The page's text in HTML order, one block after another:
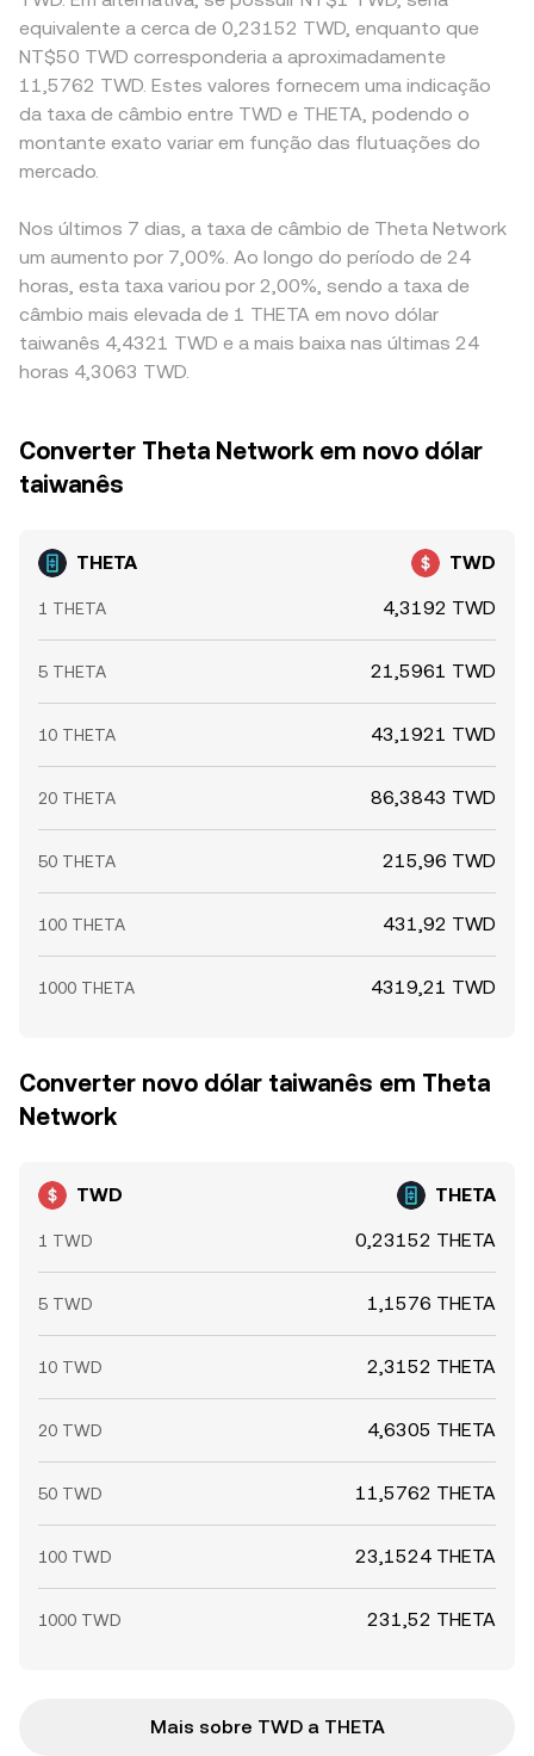
equivalente a cerca de 0,23152 TWD, enquanto que
NT$50 TWD corresponderia a aproximadamente
11,5762 TWD. Estes valores fornecem uma indicação
da taxa de câmbio entre TWD e THETA, podendo o
montante exato variar em função das flutuações do
mercado.
Nos últimos 7 dias, a taxa de câmbio de Theta Network
um aumento por 7,00%. Ao longo do período de 24
horas, esta taxa variou por 2,00%, sendo a taxa de
câmbio mais elevada de 1 THETA em novo dólar
taiwanês 4,4321 TWD e a mais baixa nas últimas 24
horas 4,3063 TWD.
Converter Theta Network em novo dólar
taiwanês
THETA TWD
1 THETA 4,3192 TWD
5 THETA 21,5961 TWD
10 THETA 43,1921 TWD
20 THETA 86,3843 TWD
50 THETA 215,96 TWD
100 THETA 431,92 TWD
1000 THETA 4319,21 TWD
Converter novo dólar taiwanês em Theta
Network
TWD THETA
1 TWD 0,23152 THETA
5 TWD 1,1576 THETA
10 TWD 2,3152 THETA
20 TWD 4,6305 THETA
50 TWD 11,5762 THETA
100 TWD 23,1524 THETA
1000 TWD 231,52 THETA
Mais sobre TWD a THETA